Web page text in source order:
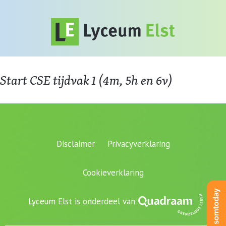
Start CSE tijdvak 1 (4m, 5h en 6v)
Disclaimer Privacyverklaring
Cookieverklaring
Lyceum Elst is onderdeel van